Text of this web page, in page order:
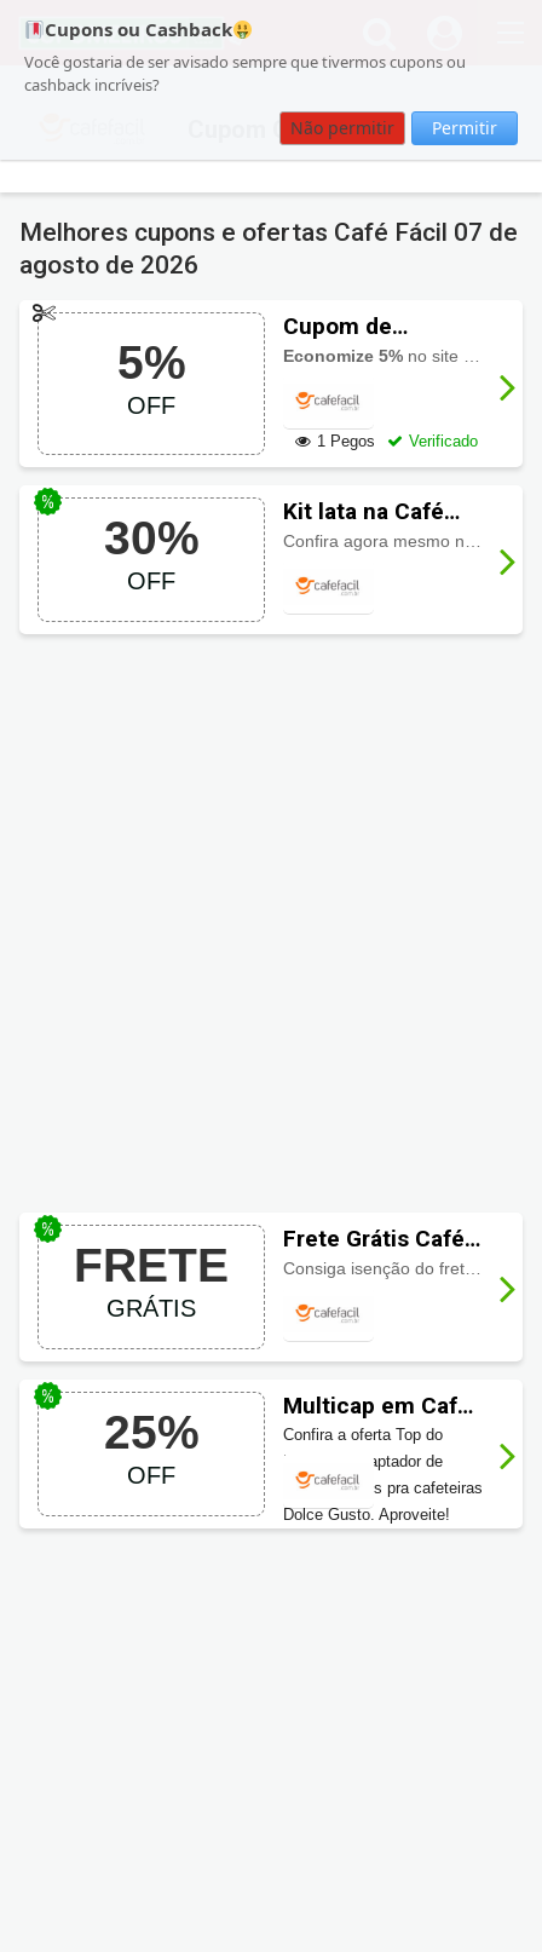
Cupons ou Cashback
Você gostaria de ser avisado sempre que tivermos cupons ou
cashback incríveis?
Não permitir Permitir
Cupom Café Fácil
Melhores cupons e ofertas Café Fácil 07 de
agosto de 2026
5%
OFF
Cupom de
desconto Café
Fácil 5% OFF
Economize 5% no site da loja Café Fácil ao utilizar o cupom. Aproveite!
1 Pegos Verificado
30%
OFF
Kit lata na Café
Fácil com preço
TOP
Confira agora mesmo neste link o Kit lata multicap com 10 cápsulas com o melhor preço. Aproveite!
FRETE
GRÁTIS
Frete Grátis Café
Fácil
Consiga isenção do frete na Café Fácil em produtos selecionados, com selo: FRETE GRÁTIS.
25%
OFF
Multicap em Café
Fácil
Confira a oferta Top do
Multicap, adaptador de
cápsulas Três pra cafeteiras
Dolce Gusto. Aproveite!